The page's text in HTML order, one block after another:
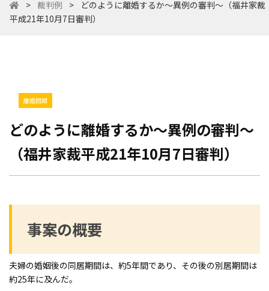
> 裁判例 >
どのように離婚するか～異例の審判～（福井家裁
平成21年10月7日審判）
離婚問題
どのように離婚するか～異例の審判～
（福井家裁平成21年10月7日審判）
事案の概要
夫婦の婚姻後の同居期間は、約5年間であり、その後の別居期間は
約25年に及んだ。